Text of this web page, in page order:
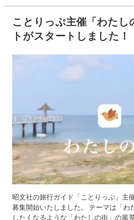
ことりっぷ主催「わたし
トがスタートしました！
昭文社の旅行ガイド「ことりっぷ」主
募集開始いたしました。 テーマは「わ
したくなるような「わたしの街」の風